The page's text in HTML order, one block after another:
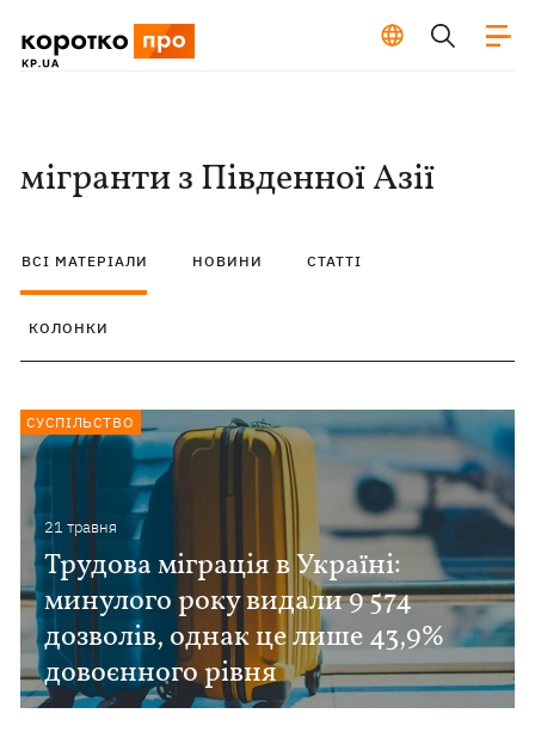
мігранти з Південної Азії
ВСІ МАТЕРІАЛИ НОВИНИ СТАТТІ
КОЛОНКИ
21 травня
Трудова міграція в Україні:
минулого року видали 9 574
дозволів, однак це лише 43,9%
довоєнного рівня
СУСПІЛЬСТВО